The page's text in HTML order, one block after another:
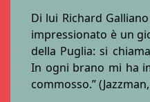
Di lui Richard
impressionato è un
della Puglia: si
In ogni brano mi ha
commosso.”